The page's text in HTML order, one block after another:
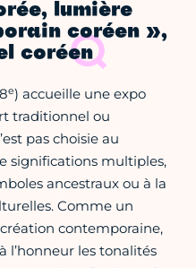
lumière
coréen »,
coréen
e) accueille une expo
traditionnel ou
pas choisie au
significations multiples,
ancestraux ou à la
Comme un
contemporaine,
l’honneur les tonalités